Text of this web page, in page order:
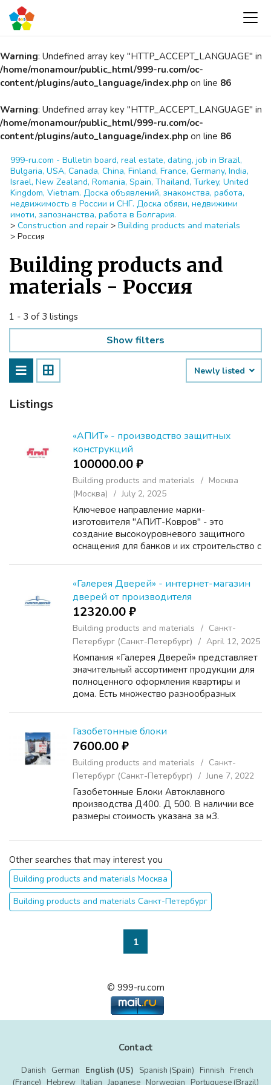
Warning: Undefined array key "HTTP_ACCEPT_LANGUAGE" in
/home/monamour/public_html/999-ru.com/oc-
content/plugins/auto_language/index.php on line 86
Warning: Undefined array key "HTTP_ACCEPT_LANGUAGE" in
/home/monamour/public_html/999-ru.com/oc-
content/plugins/auto_language/index.php on line 86
999-ru.com - Bulletin board, real estate, dating, job in Brazil,
Bulgaria, USA, Canada, China, Finland, France, Germany, India,
Israel, New Zealand, Romania, Spain, Thailand, Turkey, United
Kingdom, Vietnam. Доска объявлений, знакомства, работа,
недвижимость в России и СНГ. Доска обяви, недвижими
имоти, запознанства, работа в Болгария.
> Construction and repair > Building products and materials
> Россия
Building products and
materials - Россия
1 - 3 of 3 listings
Show filters
Newly listed
Listings
«АПИТ» - производство защитных
конструкций
100000.00 ₽
Building products and materials
Москва
(Москва)
July 2, 2025
Ключевое направление марки-
изготовителя "АПИТ-Ковров" - это
создание высокоуровневого защитного
оснащения для банков и их строительство с
входит: разработка готовых проектов...
«Галерея Дверей» - интернет-магазин
дверей от производителя
12320.00 ₽
Building products and materials
Санкт-
Петербург (Санкт-Петербург)
April 12, 2025
Компания «Галерея Дверей» представляет
значительный ассортимент продукции для
полноценного оформления квартиры и
дома. Есть множество разнообразных
поставляются напрямую от пр...
Газобетонные блоки
7600.00 ₽
Building products and materials
Санкт-
Петербург (Санкт-Петербург)
June 7, 2022
Газобетонные Блоки Автоклавного
производства Д400. Д 500. В наличии все
размеры стоимость указана за м3.
Other searches that may interest you
Building products and materials Москва
Building products and materials Санкт-Петербург
1
© 999-ru.com
Contact
Danish German English (US) Spanish (Spain) Finnish
French
(France)
Hebrew Italian Japanese Norwegian Portuguese (Brazil)